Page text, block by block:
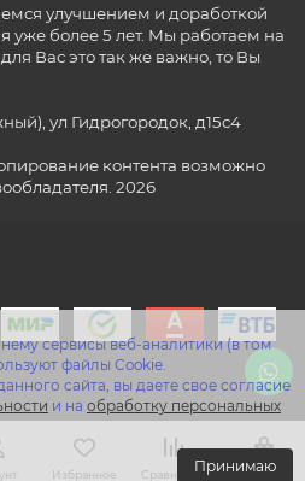
сервисы веб-аналитики (в том
файлы Cookie.
сайта, вы даете свое согласие
и на обработку персональных
Принимаю
улучшением и доработкой
уже более 5 лет. Мы работаем на
для Вас это так же важно, то Вы
ул Гидрогородок, д15с4
контента возможно
2026
Избранное Сравнение Корзина